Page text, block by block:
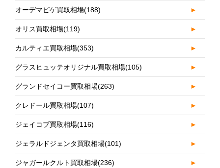
オーデマピゲ買取相場(188) ►
オリス買取相場(119) ►
カルティエ買取相場(353) ►
グラスヒュッテオリジナル買取相場(105) ►
グランドセイコー買取相場(263) ►
クレドール買取相場(107) ►
ジェイコブ買取相場(116) ►
ジェラルドジェンタ買取相場(101) ►
ジャガールクルト買取相場(236) ►